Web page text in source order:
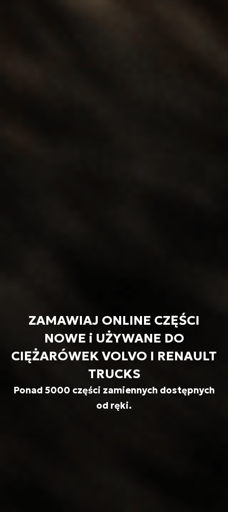
ZAMAWIAJ ONLINE CZĘŚCI
NOWE i UŻYWANE DO
CIĘŻARÓWEK VOLVO I RENAULT
TRUCKS
Ponad 5000 części zamiennych dostępnych
od ręki.